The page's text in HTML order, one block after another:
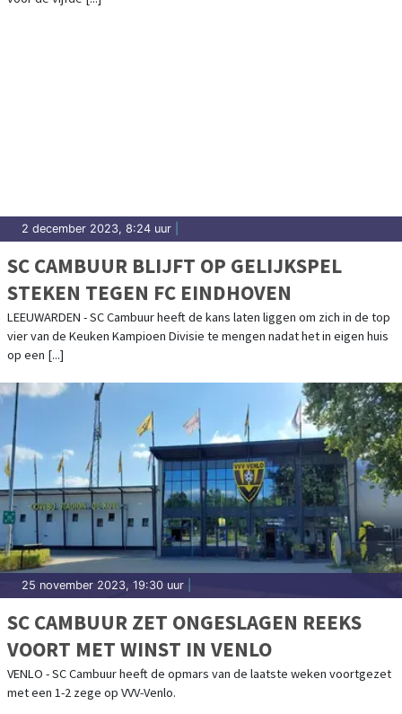
2 december 2023, 8:24 uur
SC CAMBUUR BLIJFT OP GELIJKSPEL
STEKEN TEGEN FC EINDHOVEN
LEEUWARDEN - SC Cambuur heeft de kans laten liggen om zich in de top
vier van de Keuken Kampioen Divisie te mengen nadat het in eigen huis
op een [...]
25 november 2023, 19:30 uur
SC CAMBUUR ZET ONGESLAGEN REEKS
VOORT MET WINST IN VENLO
VENLO - SC Cambuur heeft de opmars van de laatste weken voortgezet
met een 1-2 zege op VVV-Venlo.